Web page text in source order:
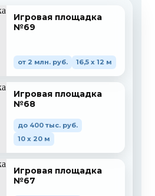
Игровая площадка
№69
от 2 млн. руб. 16,5 x 12 м
Игровая площадка
№68
до 400 тыс. руб.
10 x 20 м
Игровая площадка
№67